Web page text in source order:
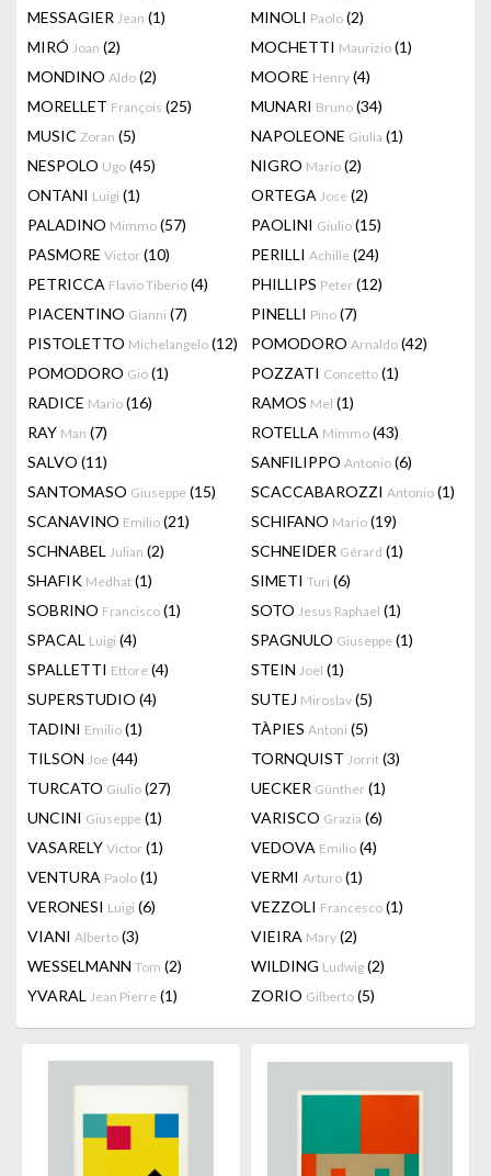
MESSAGIER Jean (1) MINOLI Paolo (2)
MIRÓ Joan (2) MOCHETTI Maurizio (1)
MONDINO Aldo (2) MOORE Henry (4)
MORELLET François (25) MUNARI Bruno (34)
MUSIC Zoran (5) NAPOLEONE Giulia (1)
NESPOLO Ugo (45) NIGRO Mario (2)
ONTANI Luigi (1) ORTEGA Jose (2)
PALADINO Mimmo (57) PAOLINI Giulio (15)
PASMORE Victor (10) PERILLI Achille (24)
PETRICCA Flavio Tiberio (4) PHILLIPS Peter (12)
PIACENTINO Gianni (7) PINELLI Pino (7)
PISTOLETTO Michelangelo (12) POMODORO Arnaldo (42)
POMODORO Giò (1) POZZATI Concetto (1)
RADICE Mario (16) RAMOS Mel (1)
RAY Man (7) ROTELLA Mimmo (43)
SALVO (11) SANFILIPPO Antonio (6)
SANTOMASO Giuseppe (15) SCACCABAROZZI Antonio (1)
SCANAVINO Emilio (21) SCHIFANO Mario (19)
SCHNABEL Julian (2) SCHNEIDER Gérard (1)
SHAFIK Medhat (1) SIMETI Turi (6)
SOBRINO Francisco (1) SOTO Jesus Raphael (1)
SPACAL Luigi (4) SPAGNULO Giuseppe (1)
SPALLETTI Ettore (4) STEIN Joel (1)
SUPERSTUDIO (4) SUTEJ Miroslav (5)
TADINI Emilio (1) TÀPIES Antoni (5)
TILSON Joe (44) TORNQUIST Jorrit (3)
TURCATO Giulio (27) UECKER Günther (1)
UNCINI Giuseppe (1) VARISCO Grazia (6)
VASARELY Victor (1) VEDOVA Emilio (4)
VENTURA Paolo (1) VERMI Arturo (1)
VERONESI Luigi (6) VEZZOLI Francesco (1)
VIANI Alberto (3) VIEIRA Mary (2)
WESSELMANN Tom (2) WILDING Ludwig (2)
YVARAL Jean Pierre (1) ZORIO Gilberto (5)